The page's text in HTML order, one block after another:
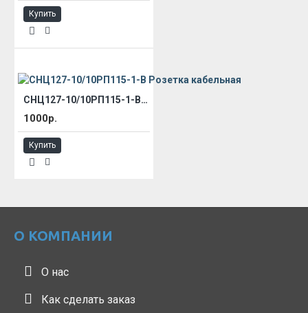
Купить
СНЦ127-10/10РП115-1-В Розетка кабельная
1000р.
Купить
О КОМПАНИИ
О нас
Как сделать заказ